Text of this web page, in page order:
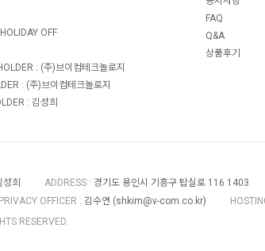
OFF
: (주)브이컴테크놀로지
: (주)브이컴테크놀로지
: 김성희
FAQ
Q&A
상품후기
성희 ADDRESS : 경기도 용인시 기흥구 탑실로 116 1403
PRIVACY OFFICER : 김수연 (shkim@v-com.co.kr)
RESERVED.